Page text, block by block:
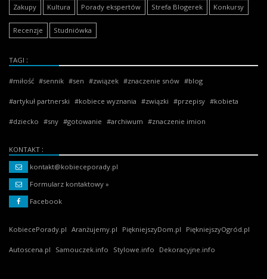
Zakupy Kultura Porady ekspertów Strefa Blogerek Konkursy
Recenzje Studniówka
TAGI
miłość sennik sen związek znaczenie snów blog
artykuł partnerski kobiece wyznania związki przepisy kobieta
dziecko sny gotowanie archiwum znaczenie imion
KONTAKT
kontakt@kobieceporady.pl
Formularz kontaktowy »
Facebook
KobiecePorady.pl Aranżujemy.pl PiękniejszyDom.pl PiękniejszyOgród.pl
Autoscena.pl Samouczek.info Stylowe.info Dekoracyjne.info